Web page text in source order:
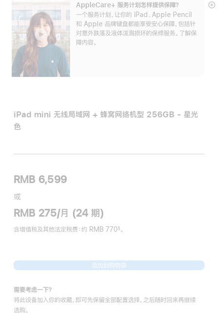
AppleCare+ 服务计划怎样提供保⁠障？
一个服务计划，让你的 iPad、Apple Pencil
和 Apple 品牌键盘都能享受安心保障，包括针
对意外跌落及液体泼溅损坏的保修服务。了解保
障内容。
展
iPad mini 无线局域网 + 蜂窝网络机型 256GB - 星光
色
RMB 6,599
或
RMB 275/月 (24 期)
含增值税及其他法定税费 ：约 RMB 770 § 。
添加到购物袋
需要考虑一下？
将此设备加入你的收藏，即可先保留全部配置选择，之后随时回来再继续
选购。